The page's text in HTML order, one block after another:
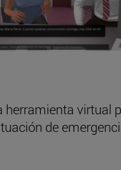
herramienta virtual
de